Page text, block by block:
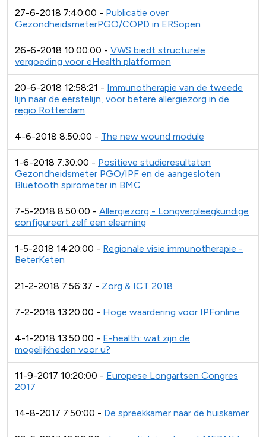
27-6-2018 7:40:00 - Publicatie over
GezondheidsmeterPGO/COPD in ERSopen
26-6-2018 10:00:00 - VWS biedt structurele
vergoeding voor eHealth platformen
20-6-2018 12:58:21 - Immunotherapie van de tweede
lijn naar de eerstelijn, voor betere allergiezorg in de
regio Rotterdam
4-6-2018 8:50:00 - The new wound module
1-6-2018 7:30:00 - Positieve studieresultaten
Gezondheidsmeter PGO/IPF en de aangesloten
Bluetooth spirometer in BMC
7-5-2018 8:50:00 - Allergiezorg - Longverpleegkundige
configureert zelf een elearning
1-5-2018 14:20:00 - Regionale visie immunotherapie -
BeterKeten
21-2-2018 7:56:37 - Zorg & ICT 2018
7-2-2018 13:20:00 - Hoge waardering voor IPFonline
4-1-2018 13:50:00 - E-health: wat zijn de
mogelijkheden voor u?
11-9-2017 10:20:00 - Europese Longartsen Congres
2017
14-8-2017 7:50:00 - De spreekkamer naar de huiskamer